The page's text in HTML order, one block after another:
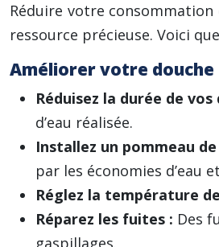
Réduire votre consommation
ressource précieuse. Voici
Améliorer votre douche
Réduisez la durée de vos
d’eau réalisée.
Installez un pommeau
par les économies d’eau
Réglez la température de
Réparez les fuites : Des
gaspillages.